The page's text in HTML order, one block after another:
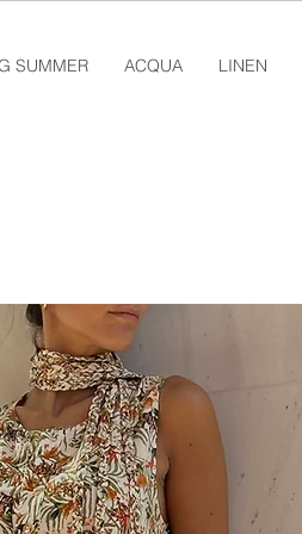
SUMMER ACQUA LINEN